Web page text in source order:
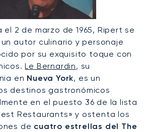
el 2 de marzo de 1965, Ripert se
autor culinario y personaje
por su exquisito toque con
Le Bernardin, su
en Nueva York, es un
destinos gastronómicos
en el puesto 36 de la lista
Restaurants» y ostenta los
de cuatro estrellas del The